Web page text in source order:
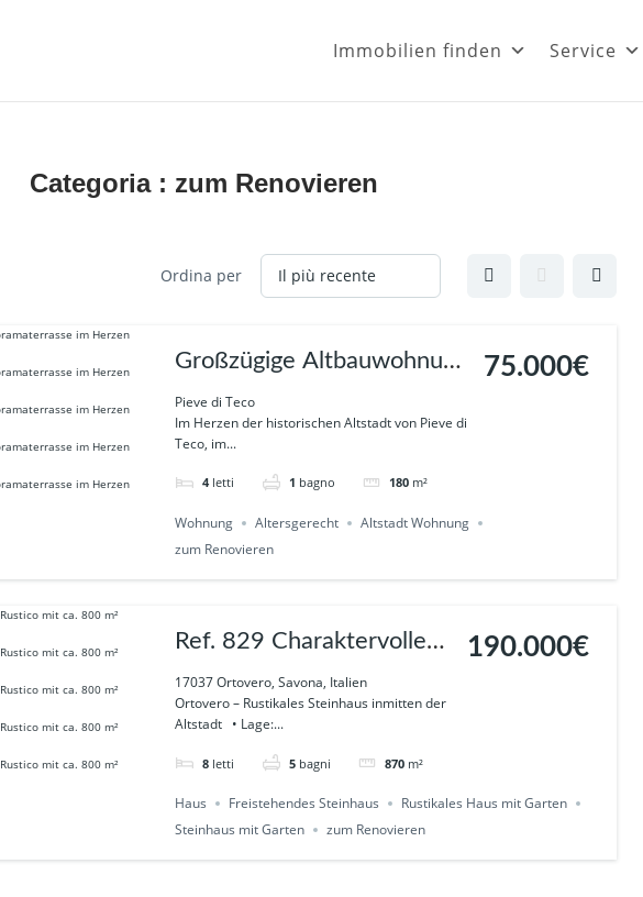
Immobilien finden Service
Categoria : zum Renovieren
Ordina per
Großzügige Altbauwohnung
mit Panoramaterrasse im
Herzen von Pieve di Teco
Ref. 941
Pieve di Teco
Im Herzen der historischen Altstadt von Pieve di
Teco, im...
4 letti 1 bagno 180 m²
75.000€
Wohnung Altersgerecht
Altstadt Wohnung
zum Renovieren
Ref. 829 Charaktervolles
Naturstein-Rustico mit ca.
800 m² Grundstück in
Ortovero
17037 Ortovero, Savona, Italien
Ortovero – Rustikales Steinhaus inmitten der
Altstadt • Lage:...
8 letti 5 bagni 870 m²
190.000€
Haus Freistehendes Steinhaus
Rustikales Haus mit Garten
Steinhaus mit Garten
zum Renovieren